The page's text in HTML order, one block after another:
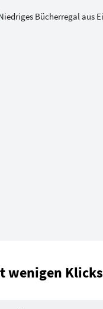
wenigen Klicks